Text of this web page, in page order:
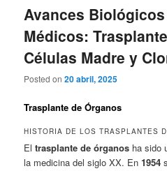
Avances
Médicos:
Células Madre y
Posted on20 abril, 2025
Trasplante de Órganos
HISTORIA DE LOS TRASPLANTES
Eltrasplante de órganos ha sido
la medicina del siglo XX. En1954